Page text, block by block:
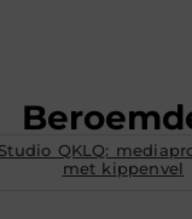
Studio QKLQ:
met kippenvel